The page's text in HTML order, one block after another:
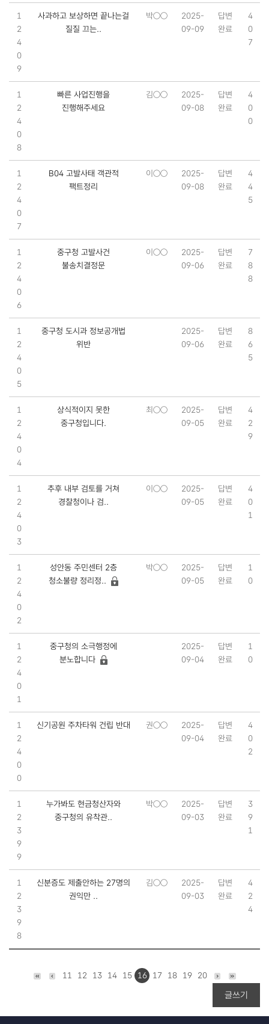
1
2
4
0
9
사과하고 보상하면 끝나는걸
질질 끄는..
박○○
2025-
09-09
답변
완료
4
0
7
1
2
4
0
8
빠른 사업진행을
진행해주세요
김○○
2025-
09-08
답변
완료
4
0
0
1
2
4
0
7
B04 고발사태 객관적
팩트정리
이○○
2025-
09-08
답변
완료
4
4
5
1
2
4
0
6
중구청 고발사건
불송치결정문
이○○
2025-
09-06
답변
완료
7
8
8
1
2
4
0
5
중구청 도시과 정보공개법
위반
2025-
09-06
답변
완료
8
6
5
1
2
4
0
4
상식적이지 못한
중구청입니다.
최○○
2025-
09-05
답변
완료
4
2
9
1
2
4
0
3
추후 내부 검토를 거쳐
경찰청이나 검..
이○○
2025-
09-05
답변
완료
4
0
1
1
2
4
0
2
성안동 주민센터 2층
청소불량 정리정..
박○○
2025-
09-05
답변
완료
1
0
1
2
4
0
1
중구청의 소극행정에
분노합니다
2025-
09-04
답변
완료
1
0
1
2
4
0
0
신기공원 주차타워 건립 반대 권○○
2025-
09-04
답변
완료
4
0
2
1
2
3
9
9
누가봐도 현금청산자와
중구청의 유착관..
박○○
2025-
09-03
답변
완료
3
9
1
1
2
3
9
8
신분증도 제출안하는 27명의
권익만 ..
김○○
2025-
09-03
답변
완료
4
2
4
11 12 13 14 15 16 17 18 19 20
글쓰기